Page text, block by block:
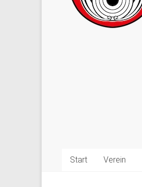
Start Verein